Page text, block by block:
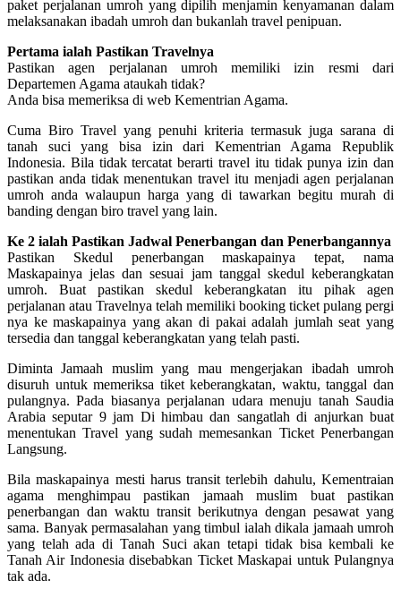
paket perjalanan umroh yang dipilih menjamin kenyamanan dalam
melaksanakan ibadah umroh dan bukanlah travel penipuan.
Pertama ialah Pastikan Travelnya
Pastikan agen perjalanan umroh memiliki izin resmi dari
Departemen Agama ataukah tidak?
Anda bisa memeriksa di web Kementrian Agama.
Cuma Biro Travel yang penuhi kriteria termasuk juga sarana di
tanah suci yang bisa izin dari Kementrian Agama Republik
Indonesia. Bila tidak tercatat berarti travel itu tidak punya izin dan
pastikan anda tidak menentukan travel itu menjadi agen perjalanan
umroh anda walaupun harga yang di tawarkan begitu murah di
banding dengan biro travel yang lain.
Ke 2 ialah Pastikan Jadwal Penerbangan dan Penerbangannya
Pastikan Skedul penerbangan maskapainya tepat, nama
Maskapainya jelas dan sesuai jam tanggal skedul keberangkatan
umroh. Buat pastikan skedul keberangkatan itu pihak agen
perjalanan atau Travelnya telah memiliki booking ticket pulang pergi
nya ke maskapainya yang akan di pakai adalah jumlah seat yang
tersedia dan tanggal keberangkatan yang telah pasti.
Diminta Jamaah muslim yang mau mengerjakan ibadah umroh
disuruh untuk memeriksa tiket keberangkatan, waktu, tanggal dan
pulangnya. Pada biasanya perjalanan udara menuju tanah Saudia
Arabia seputar 9 jam Di himbau dan sangatlah di anjurkan buat
menentukan Travel yang sudah memesankan Ticket Penerbangan
Langsung.
Bila maskapainya mesti harus transit terlebih dahulu, Kementraian
agama menghimpau pastikan jamaah muslim buat pastikan
penerbangan dan waktu transit berikutnya dengan pesawat yang
sama. Banyak permasalahan yang timbul ialah dikala jamaah umroh
yang telah ada di Tanah Suci akan tetapi tidak bisa kembali ke
Tanah Air Indonesia disebabkan Ticket Maskapai untuk Pulangnya
tak ada.